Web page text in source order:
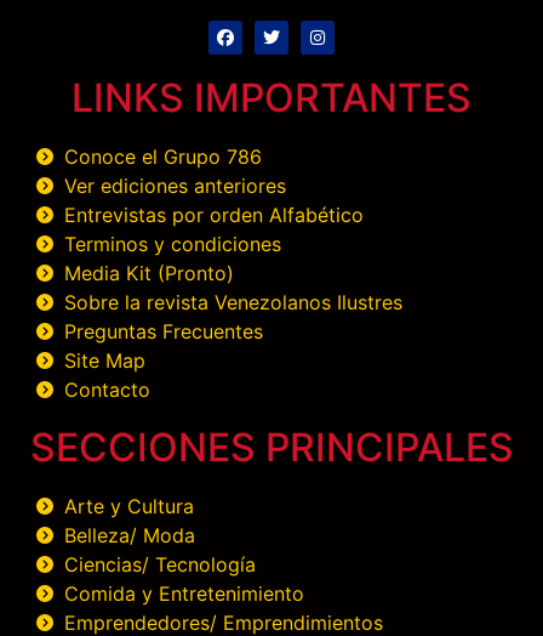
LINKS IMPORTANTES
Conoce el Grupo 786
Ver ediciones anteriores
Entrevistas por orden Alfabético
Terminos y condiciones
Media Kit (Pronto)
Sobre la revista Venezolanos Ilustres
Preguntas Frecuentes
Site Map
Contacto
SECCIONES PRINCIPALES
Arte y Cultura
Belleza/ Moda
Ciencias/ Tecnología
Comida y Entretenimiento
Emprendedores/ Emprendimientos